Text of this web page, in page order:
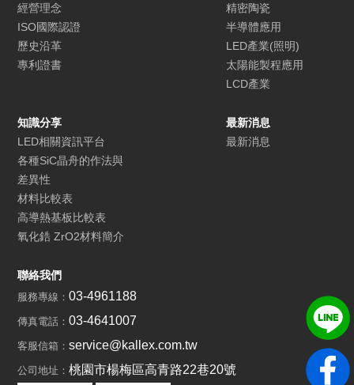
經營理念
ISO國際認證
歷史沿革
專利證書
精密陶瓷
半導體應用
LED產業(照明)
太陽能製程應用
LCD產業
知識分享
LED相關資訊平台
各種SiC晶舟的作法與
差異性
材料比較表
高導熱基板比較表
氧化鋯 ZrO2材料簡介
最新消息
最新消息
聯絡我們
服務專線：03-4961188
傳真電話：03-4641007
客服信箱：service@kallex.com.tw
公司地址：桃園市楊梅區高青路22巷20號